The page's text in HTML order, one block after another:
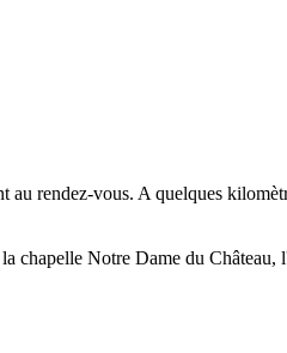
au rendez-vous. A quelques
chapelle Notre Dame du